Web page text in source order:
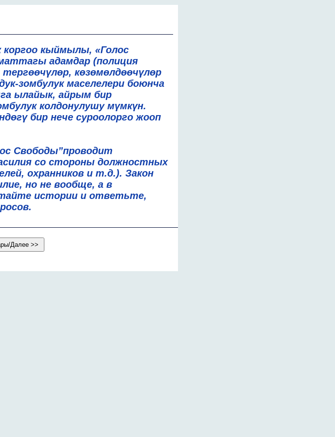
коргоо кыймылы, «Голос
адамдар (полиция
көзөмөлдөөчүлөр
зомбулук маселелери боюнча
ылайык, айрым бир
колдонулушу мүмкүн.
бир нече суроолорго жооп
Свободы”проводит
со стороны должностных
охранников и т.д.). Закон
но не вообще, а в
истории и ответьте,